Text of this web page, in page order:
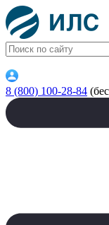
8 (800) 100-28-84